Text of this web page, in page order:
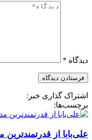
دیدگاه *
اشتراک گذاری خبر:
برچسب‌ها:
علی‌بابا از